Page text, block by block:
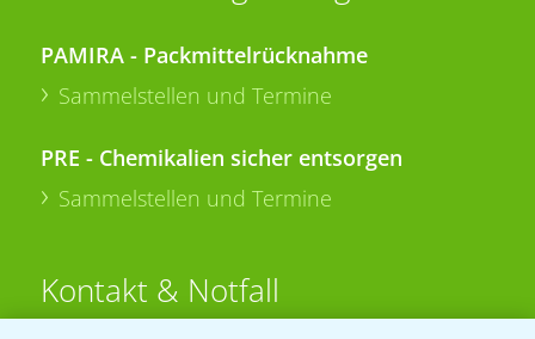
PAMIRA - Packmittelrücknahme
Sammelstellen und Termine
PRE - Chemikalien sicher entsorgen
Sammelstellen und Termine
Kontakt & Notfall